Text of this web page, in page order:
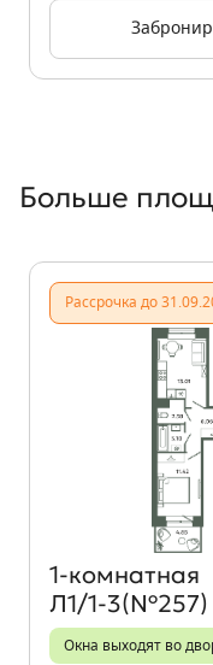
Больше
Рассрочка до
1‑комнатная
Л1/1-3(№257)
Окна выходят во